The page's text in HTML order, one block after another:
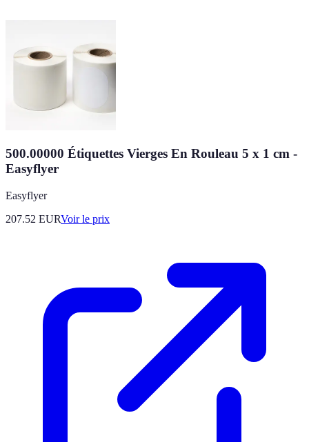
500.00000 Étiquettes Vierges En Rouleau 5 x 1 cm -
Easyflyer
Easyflyer
207.52 EURVoir le prix